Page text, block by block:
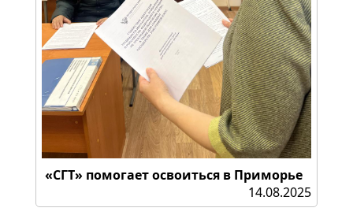
«СГТ» помогает освоиться в Приморье
14.08.2025